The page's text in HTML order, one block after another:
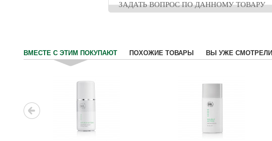
ЗАДАТЬ ВОПРОС ПО ДАННОМУ ТОВАРУ
ВМЕСТЕ С ЭТИМ ПОКУПАЮТ ПОХОЖИЕ ТОВАРЫ ВЫ УЖЕ СМОТРЕЛИ